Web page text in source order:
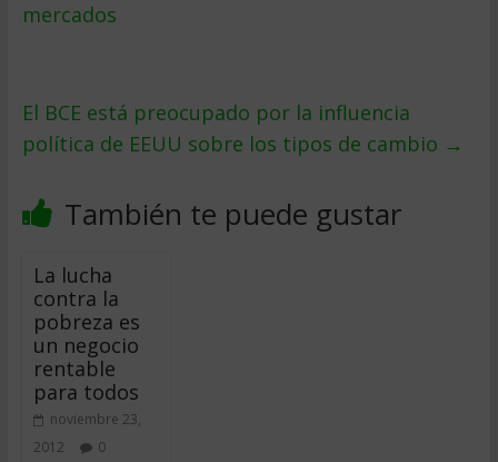
mercados
El BCE está preocupado por la influencia
política de EEUU sobre los tipos de cambio →
También te puede gustar
La lucha
contra la
pobreza es
un negocio
rentable
para todos
noviembre 23,
2012
0